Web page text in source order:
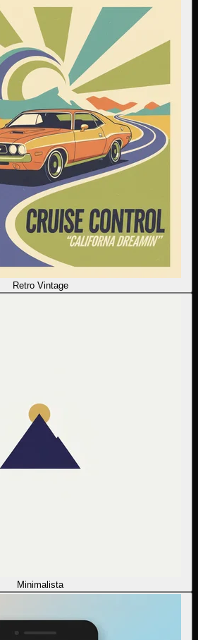
Retro Vintage
Minimalista